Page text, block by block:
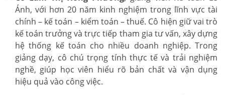
Ánh, với hơn 20 năm kinh nghiệm trong lĩnh vực tài
chính – kế toán – kiểm toán – thuế. Cô hiện giữ vai trò
kế toán trưởng và trực tiếp tham gia tư vấn, xây dựng
hệ thống kế toán cho nhiều doanh nghiệp. Trong
giảng dạy, cô chú trọng tính thực tế và trải nghiệm
nghề, giúp học viên hiểu rõ bản chất và vận dụng
hiệu quả vào công việc.